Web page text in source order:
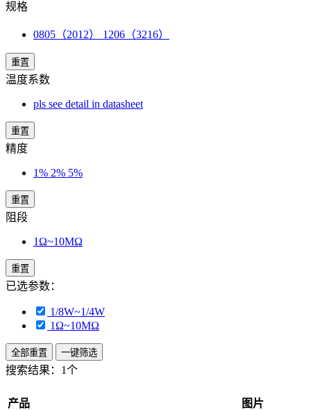
规格
0805（2012） 1206（3216）
重置
温度系数
pls see detail in datasheet
重置
精度
1% 2% 5%
重置
阻段
1Ω~10MΩ
重置
已选参数：
1/8W~1/4W
1Ω~10MΩ
全部重置 一键筛选
搜索结果： 1个
产品 图片